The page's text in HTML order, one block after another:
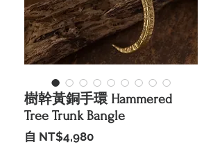
樹幹黃銅手環 Hammered
Tree Trunk Bangle
自 NT$4,980促